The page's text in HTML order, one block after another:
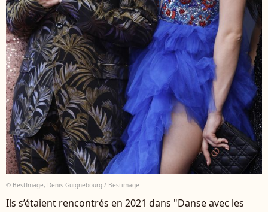
© BestImage, Denis Guignebourg / Bestimage
Ils s’étaient rencontrés en 2021 dans "Danse avec les